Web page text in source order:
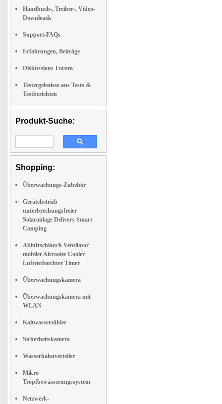
Handbuch-, Treiber-, Video-
Downloads
Support-FAQs
Erfahrungen, Beiträge
Diskussions-Forum
Testergebnisse aus Tests &
Testberichten
Produkt-Suche:
Shopping:
Überwachungs-Zubehör
Gerätebetrieb
unterbrechungsfreier
Solaranlage Delivery Smart
Camping
Abluftschlauch Ventilator
mobiler Aircooler Cooler
Luftentfeuchter Timer
Überwachungskamera
Überwachungskamera mit
WLAN
Kaltwasserzähler
Sicherheitskamera
Wasserhahnverteiler
Mikro
Tropfbewässerungssystem
Netzwerk-